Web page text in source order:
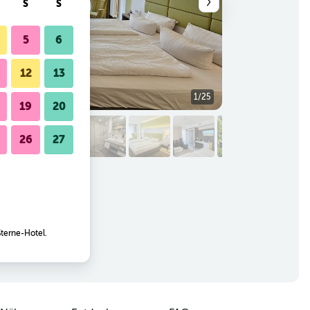
1/25
S S
5 6
12 13
19 20
26 27
Hotel.